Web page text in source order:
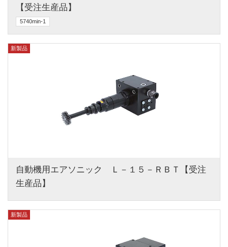
【受注生産品】
5740min-1
新製品
自動機用エアソニック　Ｌ－１５－ＲＢＴ【受注
生産品】
新製品